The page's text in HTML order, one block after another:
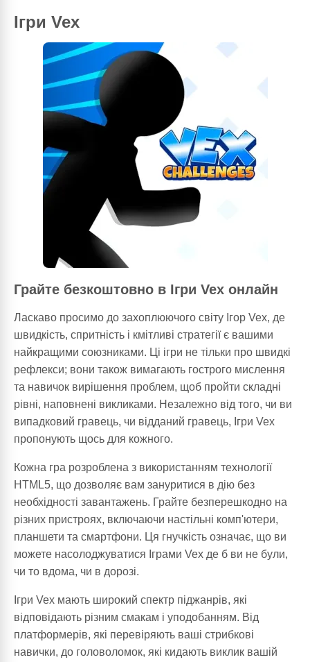
Ігри Vex
Грайте безкоштовно в Ігри Vex онлайн
Ласкаво просимо до захоплюючого світу Ігор Vex, де
швидкість, спритність і кмітливі стратегії є вашими
найкращими союзниками. Ці ігри не тільки про швидкі
рефлекси; вони також вимагають гострого мислення
та навичок вирішення проблем, щоб пройти складні
рівні, наповнені викликами. Незалежно від того, чи ви
випадковий гравець, чи відданий гравець, Ігри Vex
пропонують щось для кожного.
Кожна гра розроблена з використанням технології
HTML5, що дозволяє вам зануритися в дію без
необхідності завантажень. Грайте безперешкодно на
різних пристроях, включаючи настільні комп'ютери,
планшети та смартфони. Ця гнучкість означає, що ви
можете насолоджуватися Іграми Vex де б ви не були,
чи то вдома, чи в дорозі.
Ігри Vex мають широкий спектр піджанрів, які
відповідають різним смакам і уподобанням. Від
платформерів, які перевіряють ваші стрибкові
навички, до головоломок, які кидають виклик вашій